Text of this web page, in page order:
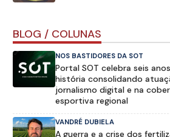
BLOG / COLUNAS
NOS BASTIDORES DA SOT
Portal SOT celebra seis
história consolidando
jornalismo digital e na
esportiva regional
VANDRÉ DUBIELA
A guerra e a crise dos